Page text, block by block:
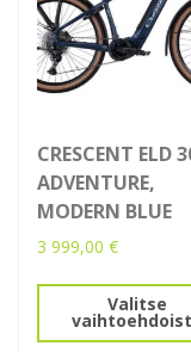
CRESCENT ELD
ADVENTURE,
MODERN BLUE
3 999,00 €
Valitse
Tällä
tuotteella
on